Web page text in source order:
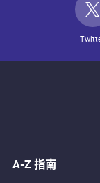
A-Z 指南